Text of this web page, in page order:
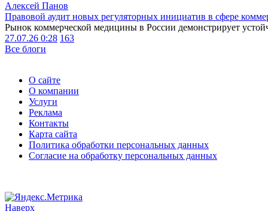
Алексей Панов
Правовой аудит новых регуляторных инициатив в сфере
Рынок коммерческой медицины в России демонстрирует
27.07.26 0:28 163
Все блоги
О сайте
О компании
Услуги
Реклама
Контакты
Карта сайта
Политика обработки персональных данных
Согласие на обработку персональных данных
Наверх